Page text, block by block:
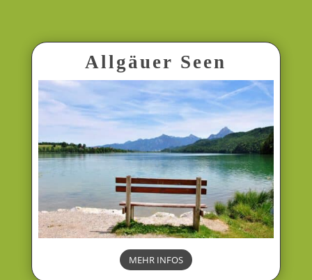
Allgäuer Seen
MEHR INFOS